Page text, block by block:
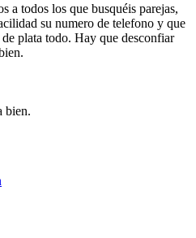
a todos los que busquéis parejas,
su numero de telefono y que
plata todo. Hay que desconfiar
bien.